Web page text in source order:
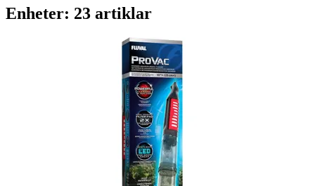
Enheter: 23 artiklar